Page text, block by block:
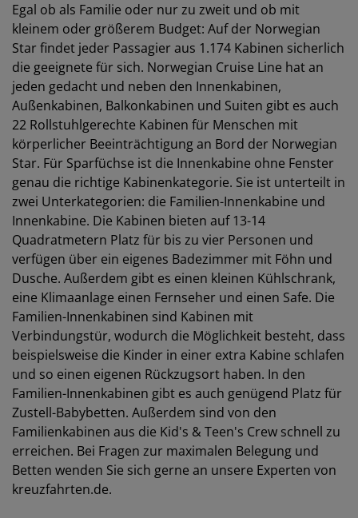
Egal ob als Familie oder nur zu zweit und ob mit
kleinem oder größerem Budget: Auf der Norwegian
Star findet jeder Passagier aus 1.174 Kabinen sicherlich
die geeignete für sich. Norwegian Cruise Line hat an
jeden gedacht und neben den Innenkabinen,
Außenkabinen, Balkonkabinen und Suiten gibt es auch
22 Rollstuhlgerechte Kabinen für Menschen mit
körperlicher Beeinträchtigung an Bord der Norwegian
Star. Für Sparfüchse ist die Innenkabine ohne Fenster
genau die richtige Kabinenkategorie. Sie ist unterteilt in
zwei Unterkategorien: die Familien-Innenkabine und
Innenkabine. Die Kabinen bieten auf 13-14
Quadratmetern Platz für bis zu vier Personen und
verfügen über ein eigenes Badezimmer mit Föhn und
Dusche. Außerdem gibt es einen kleinen Kühlschrank,
eine Klimaanlage einen Fernseher und einen Safe. Die
Familien-Innenkabinen sind Kabinen mit
Verbindungstür, wodurch die Möglichkeit besteht, dass
beispielsweise die Kinder in einer extra Kabine schlafen
und so einen eigenen Rückzugsort haben. In den
Familien-Innenkabinen gibt es auch genügend Platz für
Zustell-Babybetten. Außerdem sind von den
Familienkabinen aus die Kid's & Teen's Crew schnell zu
erreichen. Bei Fragen zur maximalen Belegung und
Betten wenden Sie sich gerne an unsere Experten von
kreuzfahrten.de.